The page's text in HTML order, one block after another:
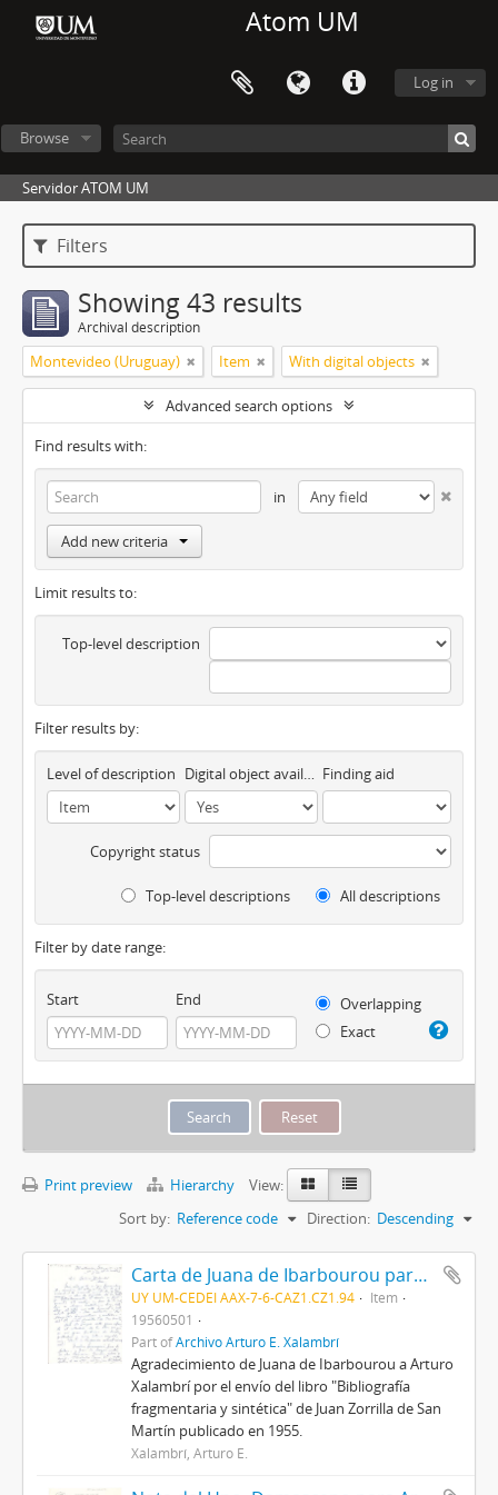
Atom UM
Log in
Browse
Servidor ATOM UM
Filters
Showing 43 results
Archival description
Montevideo (Uruguay) Item With digital objects
Advanced search options
Find results with:
in
Add new criteria
Limit results to:
Top-level description
Filter results by:
Level of description Digital object available Finding aid
Copyright status
Top-level descriptions All descriptions
Filter by date range:
Start End
Overlapping
Exact
Print preview Hierarchy
View:
Sort by: Reference code Direction: Descending
Carta de Juana de Ibarbourou para Arturo E. Xalambrí
UY UM-CEDEI AAX-7-6-CAZ1.CZ1.94
Item
19560501
Part ofArchivo Arturo E. Xalambrí
Agradecimiento de Juana de Ibarbourou a Arturo
Xalambrí por el envío del libro "Bibliografía
fragmentaria y sintética" de Juan Zorrilla de San
Martín publicado en 1955.
Xalambrí, Arturo E.